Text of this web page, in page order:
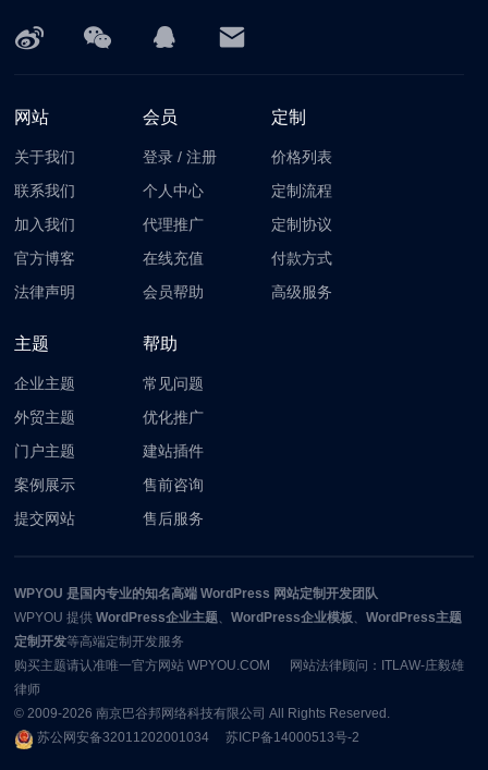
网站
关于我们
联系我们
加入我们
官方博客
法律声明
会员
登录 /注册
个人中心
代理推广
在线充值
会员帮助
定制
价格列表
定制流程
定制协议
付款方式
高级服务
主题
企业主题
外贸主题
门户主题
案例展示
提交网站
帮助
常见问题
优化推广
建站插件
售前咨询
售后服务
WPYOU 是国内专业的知名高端 WordPress 网站定制开发团队
WPYOU 提供WordPress企业主题、WordPress企业模板、WordPress主题
定制开发等高端定制开发服务
购买主题请认准唯一官方网站 WPYOU.COM 网站法律顾问：ITLAW-庄毅雄
律师
© 2009-2026南京巴谷邦网络科技有限公司 All Rights Reserved.
苏公网安备32011202001034
苏ICP备14000513号-2